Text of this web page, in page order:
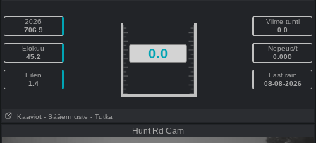
2026
706.9
Elokuu
45.2
Eilen
1.4
0.0
Viime tunti
0.0
Nopeus/t
0.000
Last rain
08-08-2026
Kaaviot - Sääennuste - Tutka
Hunt Rd Cam